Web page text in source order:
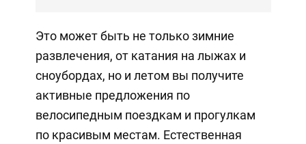
Это может быть не только зимние
развлечения, от катания на лыжах и
сноубордах, но и летом вы получите
активные предложения по
велосипедным поездкам и прогулкам
по красивым местам. Естественная